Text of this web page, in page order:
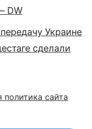
DW
Украине
сделали
политика сайта